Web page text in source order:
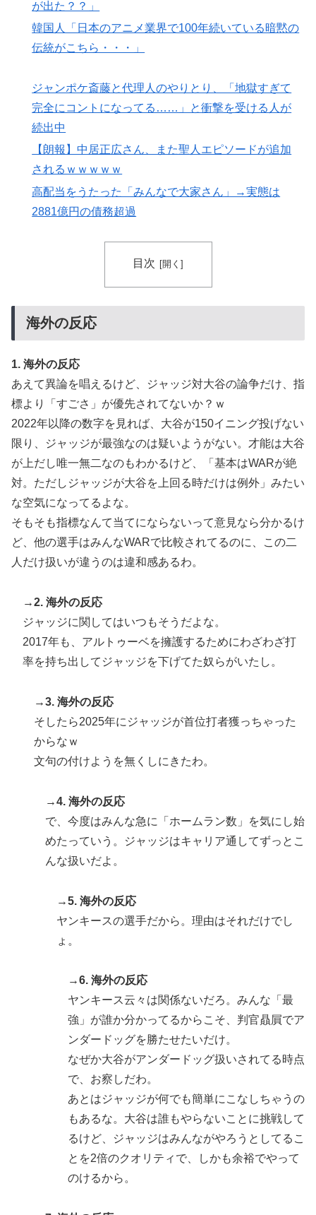
が出た？？」
韓国人「日本のアニメ業界で100年続いている暗黙の
伝統がこちら・・・」
ジャンポケ斎藤と代理人のやりとり、「地獄すぎて
完全にコントになってる……」と衝撃を受ける人が
続出中
【朗報】中居正広さん、また聖人エピソードが追加
されるｗｗｗｗｗ
高配当をうたった「みんなで大家さん」→実態は
2881億円の債務超過
目次
海外の反応
1. 海外の反応
あえて異論を唱えるけど、ジャッジ対大谷の論争だけ、指
標より「すごさ」が優先されてないか？ｗ
2022年以降の数字を見れば、大谷が150イニング投げない
限り、ジャッジが最強なのは疑いようがない。才能は大谷
が上だし唯一無二なのもわかるけど、「基本はWARが絶
対。ただしジャッジが大谷を上回る時だけは例外」みたい
な空気になってるよな。
そもそも指標なんて当てにならないって意見なら分かるけ
ど、他の選手はみんなWARで比較されてるのに、この二
人だけ扱いが違うのは違和感あるわ。
→2. 海外の反応
ジャッジに関してはいつもそうだよな。
2017年も、アルトゥーベを擁護するためにわざわざ打
率を持ち出してジャッジを下げてた奴らがいたし。
→3. 海外の反応
そしたら2025年にジャッジが首位打者獲っちゃった
からなｗ
文句の付けようを無くしにきたわ。
→4. 海外の反応
で、今度はみんな急に「ホームラン数」を気にし始
めたっていう。ジャッジはキャリア通してずっとこ
んな扱いだよ。
→5. 海外の反応
ヤンキースの選手だから。理由はそれだけでし
ょ。
→6. 海外の反応
ヤンキース云々は関係ないだろ。みんな「最
強」が誰か分かってるからこそ、判官贔屓でア
ンダードッグを勝たせたいだけ。
なぜか大谷がアンダードッグ扱いされてる時点
で、お察しだわ。
あとはジャッジが何でも簡単にこなしちゃうの
もあるな。大谷は誰もやらないことに挑戦して
るけど、ジャッジはみんながやろうとしてるこ
とを2倍のクオリティで、しかも余裕でやって
のけるから。